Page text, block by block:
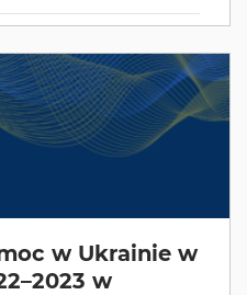
w Ukrainie w
w